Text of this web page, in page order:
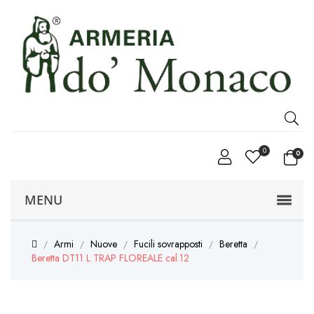
0 0
MENU
Armi Nuove Fucili sovrapposti
Beretta
Beretta DT11 L TRAP FLOREALE cal.12